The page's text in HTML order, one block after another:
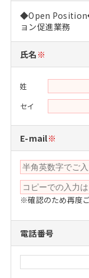
MBAを生かす求人
年齢と年収の相関図
◆Open
ョン促進業務
氏名 ※
姓
セイ
E-mail※
※確認のため再度
電話番号